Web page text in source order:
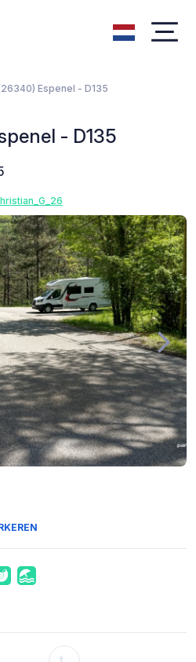
Espenel - D135
- D135